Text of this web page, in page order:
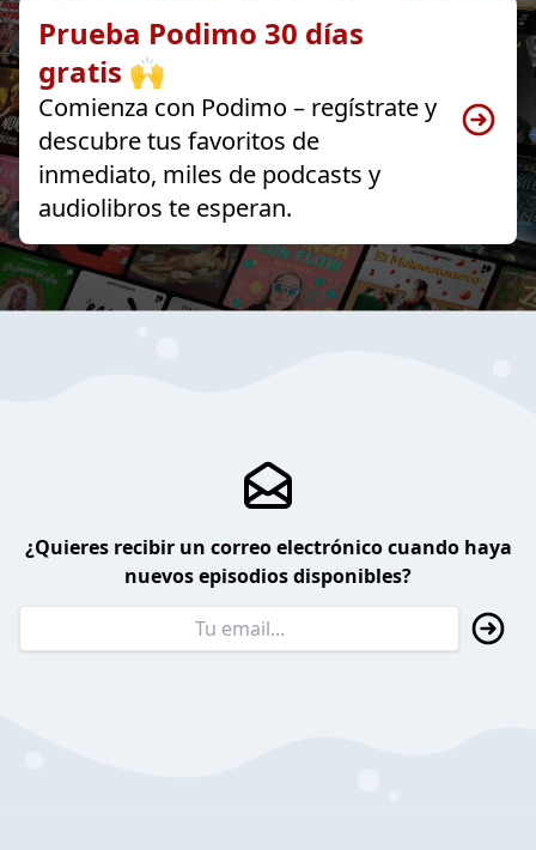
Prueba Podimo 30 días
gratis 🙌
Comienza con Podimo – regístrate y
descubre tus favoritos de
inmediato, miles de podcasts y
audiolibros te esperan.
¿Quieres recibir un correo electrónico cuando haya
nuevos episodios disponibles?